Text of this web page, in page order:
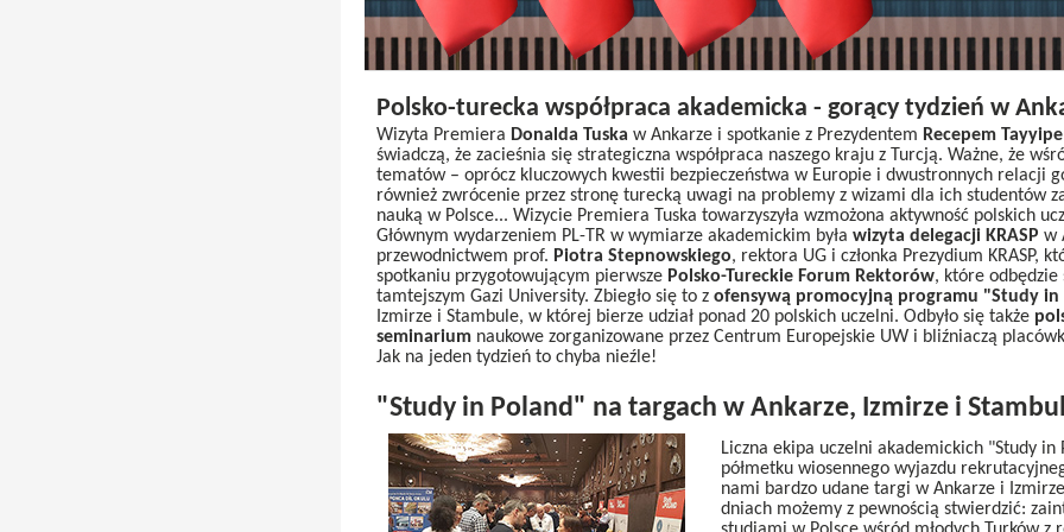
Polsko-turecka współpraca akademicka - gorący tydzień w
Wizyta Premiera Donalda Tuska w Ankarze i spotkanie z Prezydentem Recepem
świadczą, że zacieśnia się strategiczna współpraca naszego kraju z Turcją. Ważne, że
tematów – oprócz kluczowych kwestii bezpieczeństwa w Europie i dwustronnych relacji
również zwrócenie przez stronę turecką uwagi na problemy z wizami dla ich studentów
nauką w Polsce... Wizycie Premiera Tuska towarzyszyła wzmożona aktywność polskich
Głównym wydarzeniem PL-TR w wymiarze akademickim była wizyta delegacji KRASP w
przewodnictwem prof. Piotra Stepnowskiego, rektora UG i członka Prezydium KRASP,
spotkaniu przygotowującym pierwsze Polsko-Tureckie Forum Rektorów, które odbędzie
tamtejszym Gazi University. Zbiegło się to z ofensywą promocyjną programu "Study in
Izmirze i Stambule, w której bierze udział ponad 20 polskich uczelni. Odbyło się także
seminarium naukowe zorganizowane przez Centrum Europejskie UW i bliźniaczą
Jak na jeden tydzień to chyba nieźle!
"Study in Poland" na targach w Ankarze, Izmirze i
Liczna ekipa uczelni akademickich "Study in
półmetku wiosennego wyjazdu
nami bardzo udane targi w Ankarze i
dniach możemy z pewnością stwierdzić: